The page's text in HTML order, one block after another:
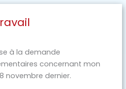
à la demande
concernant mon
novembre dernier.